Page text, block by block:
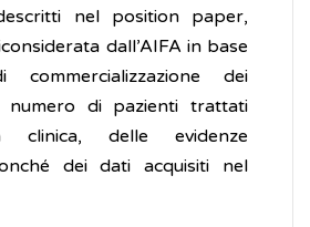
nel position paper,
dall’AIFA in base
dei
numero di pazienti trattati
clinica, delle evidenze
dei dati acquisiti nel